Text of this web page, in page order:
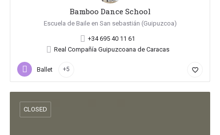
Bamboo Dance School
Escuela de Baile en San sebastián (Guipuzcoa)
+34 695 40 11 61
Real Compañía Guipuzcoana de Caracas
Ballet +5 favorite_border
CLOSED